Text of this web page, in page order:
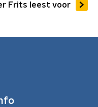
Frits leest voor